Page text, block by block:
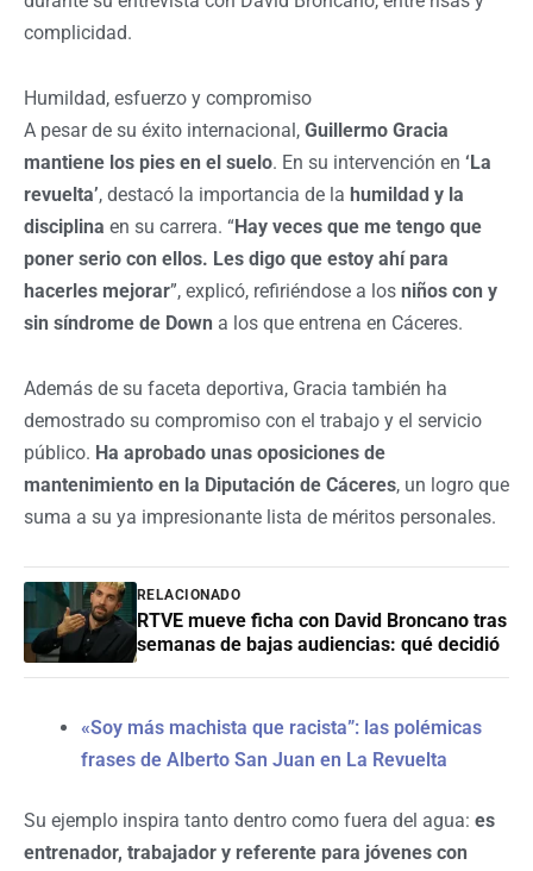
complicidad.
Humildad, esfuerzo y compromiso
A pesar de su éxito internacional, Guillermo Gracia
mantiene los pies en el suelo. En su intervención en ‘La
revuelta’, destacó la importancia de la humildad y la
disciplina en su carrera. “Hay veces que me tengo que
poner serio con ellos. Les digo que estoy ahí para
hacerles mejorar”, explicó, refiriéndose a los niños con y
sin síndrome de Down a los que entrena en Cáceres.
Además de su faceta deportiva, Gracia también ha
demostrado su compromiso con el trabajo y el servicio
público. Ha aprobado unas oposiciones de
mantenimiento en la Diputación de Cáceres, un logro que
suma a su ya impresionante lista de méritos personales.
RELACIONADO
RTVE mueve ficha con David Broncano tras
semanas de bajas audiencias: qué decidió
«Soy más machista que racista”: las polémicas
frases de Alberto San Juan en La Revuelta
Su ejemplo inspira tanto dentro como fuera del agua: es
entrenador, trabajador y referente para jóvenes con